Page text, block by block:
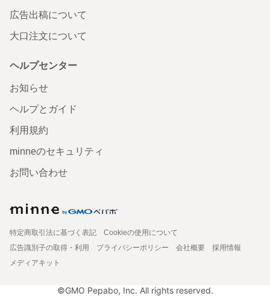
広告出稿について
大口注文について
ヘルプセンター
お知らせ
ヘルプとガイド
利用規約
minneのセキュリティ
お問い合わせ
特定商取引法に基づく表記
Cookieの使用について
広告識別子の取得・利用
プライバシーポリシー 会社概要
採用情報
メディアキット
©GMO Pepabo, Inc. All rights reserved.